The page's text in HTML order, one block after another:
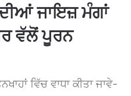
ਜਾਇਜ਼ ਮੰਗਾਂ
ਵੱਲੋਂ ਪੂਰਨ
ਵਿੱਚ ਵਾਧਾ ਕੀਤਾ ਜਾਵੇ-